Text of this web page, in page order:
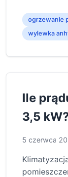
ogrzewanie
wylewka
Ile
3,5
5 czerwca